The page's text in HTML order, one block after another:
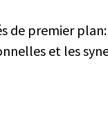
de premier
et les